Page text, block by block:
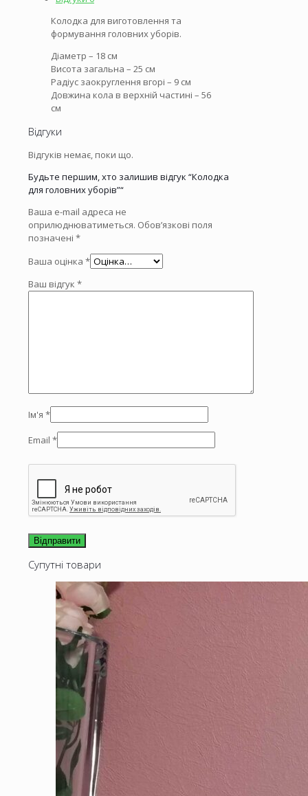
Колодка для виготовлення та
формування головних уборів.
Діаметр – 18 см
Висота загальна – 25 см
Радіус заокруглення вгорі – 9 см
Довжина кола в верхній частині – 56
см
Відгуки
Відгуків немає, поки що.
Будьте першим, хто залишив відгук “Колодка
для головних уборів”“
Ваша e-mail адреса не
оприлюднюватиметься. Обов’язкові поля
позначені *
Ваша оцінка *
Ваш відгук *
Ім'я *
Email *
Супутні товари